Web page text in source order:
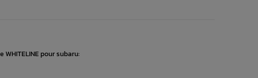
pour subaru: